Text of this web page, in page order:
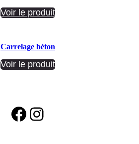
Voir le produit
Carrelage béton
Voir le produit
Facebook
Instagram